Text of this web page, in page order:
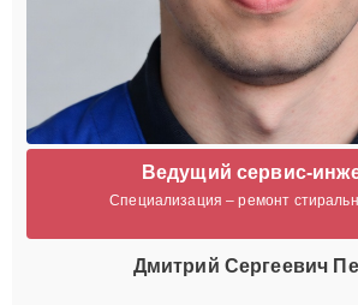
Ведущий сервис-
Специализация – ремонт
Дмитрий Сергеевич